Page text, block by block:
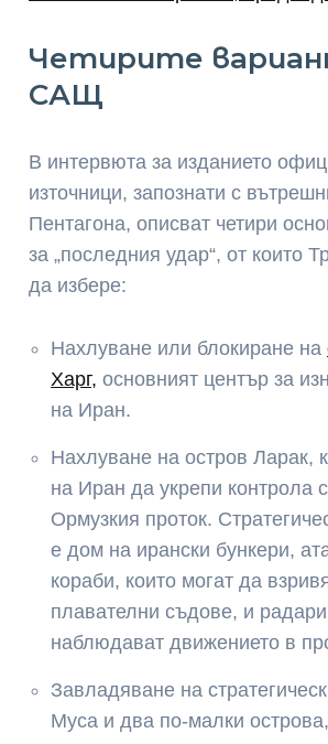
Четирите
САЩ
В интервюта за изданието
източници, запознати с
Пентагона, описват четири
за „последния удар“, от които
да избере:
Нахлуване или блокиране на
Харг, основният център за
на Иран.
Нахлуване на остров Ларак,
на Иран да укрепи контрола
Ормузкия проток.
е дом на ирански бункери,
кораби, които могат да
плавателни съдове, и
наблюдават движението в
Завладяване на
Муса и два по-малки